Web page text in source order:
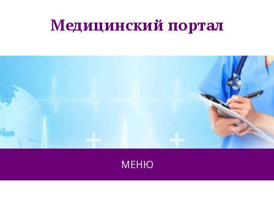
Медицинский портал
МЕНЮ